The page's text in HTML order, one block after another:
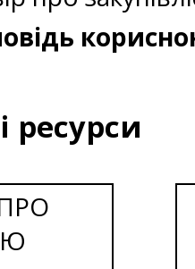
ресурси